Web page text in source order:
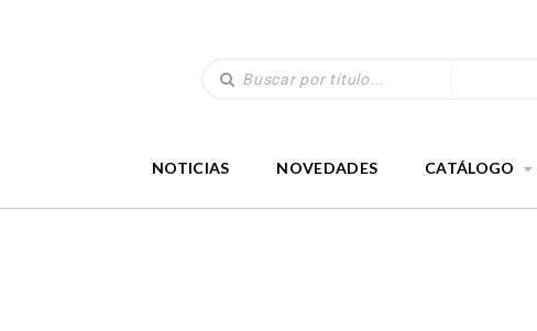
NOTICIAS NOVEDADES CATÁLOGO